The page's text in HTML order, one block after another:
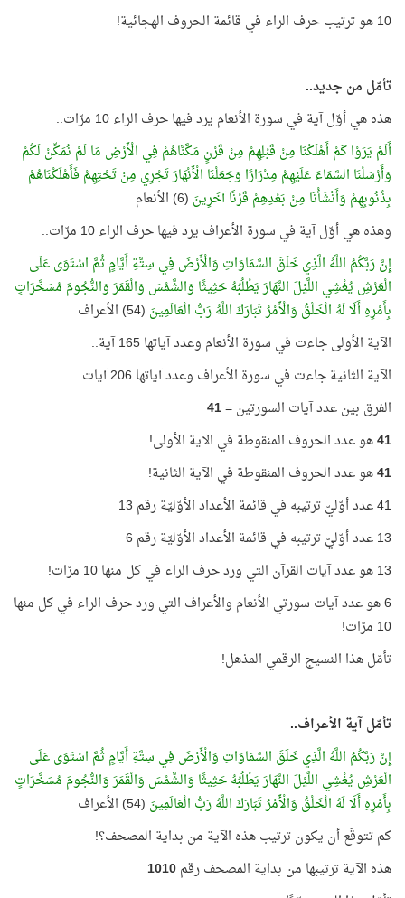
10 هو ترتيب حرف الراء في قائمة الحروف الهجائية!
تأمّل من جديد..
هذه هي أوّل آية في سورة الأنعام يرد فيها حرف الراء 10 مرّات..
أَلَمْ يَرَوْا كَمْ أَهْلَكْنَا مِنْ قَبْلِهِمْ مِنْ قَرْنٍ مَكَّنَّاهُمْ فِي الْأَرْضِ مَا لَمْ نُمَكِّنْ لَكُمْ
وَأَرْسَلْنَا السَّمَاءَ عَلَيْهِمْ مِدْرَارًا وَجَعَلْنَا الْأَنْهَارَ تَجْرِي مِنْ تَحْتِهِمْ فَأَهْلَكْنَاهُمْ
بِذُنُوبِهِمْ وَأَنْشَأْنَا مِنْ بَعْدِهِمْ قَرْنًا آخَرِينَ (6) الأنعام
وهذه هي أوّل آية في سورة الأعراف يرد فيها حرف الراء 10 مرّات..
إِنَّ رَبَّكُمُ اللَّهُ الَّذِي خَلَقَ السَّمَاوَاتِ وَالْأَرْضَ فِي سِتَّةِ أَيَّامٍ ثُمَّ اسْتَوَى عَلَى
الْعَرْشِ يُغْشِي اللَّيْلَ النَّهَارَ يَطْلُبُهُ حَثِيثًا وَالشَّمْسَ وَالْقَمَرَ وَالنُّجُومَ مُسَخَّرَاتٍ
بِأَمْرِهِ أَلَا لَهُ الْخَلْقُ وَالْأَمْرُ تَبَارَكَ اللَّهُ رَبُّ الْعَالَمِينَ (54) الأعراف
الآية الأولى جاءت في سورة الأنعام وعدد آياتها 165 آية..
الآية الثانية جاءت في سورة الأعراف وعدد آياتها 206 آيات..
الفرق بين عدد آيات السورتين =41
41هو عدد الحروف المنقوطة في الآية الأولى!
41هو عدد الحروف المنقوطة في الآية الثانية!
41 عدد أوّليّ ترتيبه في قائمة الأعداد الأوّليّة رقم 13
13 عدد أوّليّ ترتيبه في قائمة الأعداد الأوّليّة رقم 6
13 هو عدد آيات القرآن التي ورد حرف الراء في كل منها 10 مرّات!
6 هو عدد آيات سورتي الأنعام والأعراف التي ورد حرف الراء في كل منها
10 مرّات!
تأمّل هذا النسيج الرقمي المذهل!
تأمّل آية الأعراف..
إِنَّ رَبَّكُمُ اللَّهُ الَّذِي خَلَقَ السَّمَاوَاتِ وَالْأَرْضَ فِي سِتَّةِ أَيَّامٍ ثُمَّ اسْتَوَى عَلَى
الْعَرْشِ يُغْشِي اللَّيْلَ النَّهَارَ يَطْلُبُهُ حَثِيثًا وَالشَّمْسَ وَالْقَمَرَ وَالنُّجُومَ مُسَخَّرَاتٍ
بِأَمْرِهِ أَلَا لَهُ الْخَلْقُ وَالْأَمْرُ تَبَارَكَ اللَّهُ رَبُّ الْعَالَمِينَ (54) الأعراف
كم تتوقّع أن يكون ترتيب هذه الآية من بداية المصحف؟!
هذه الآية ترتيبها من بداية المصحف رقم1010